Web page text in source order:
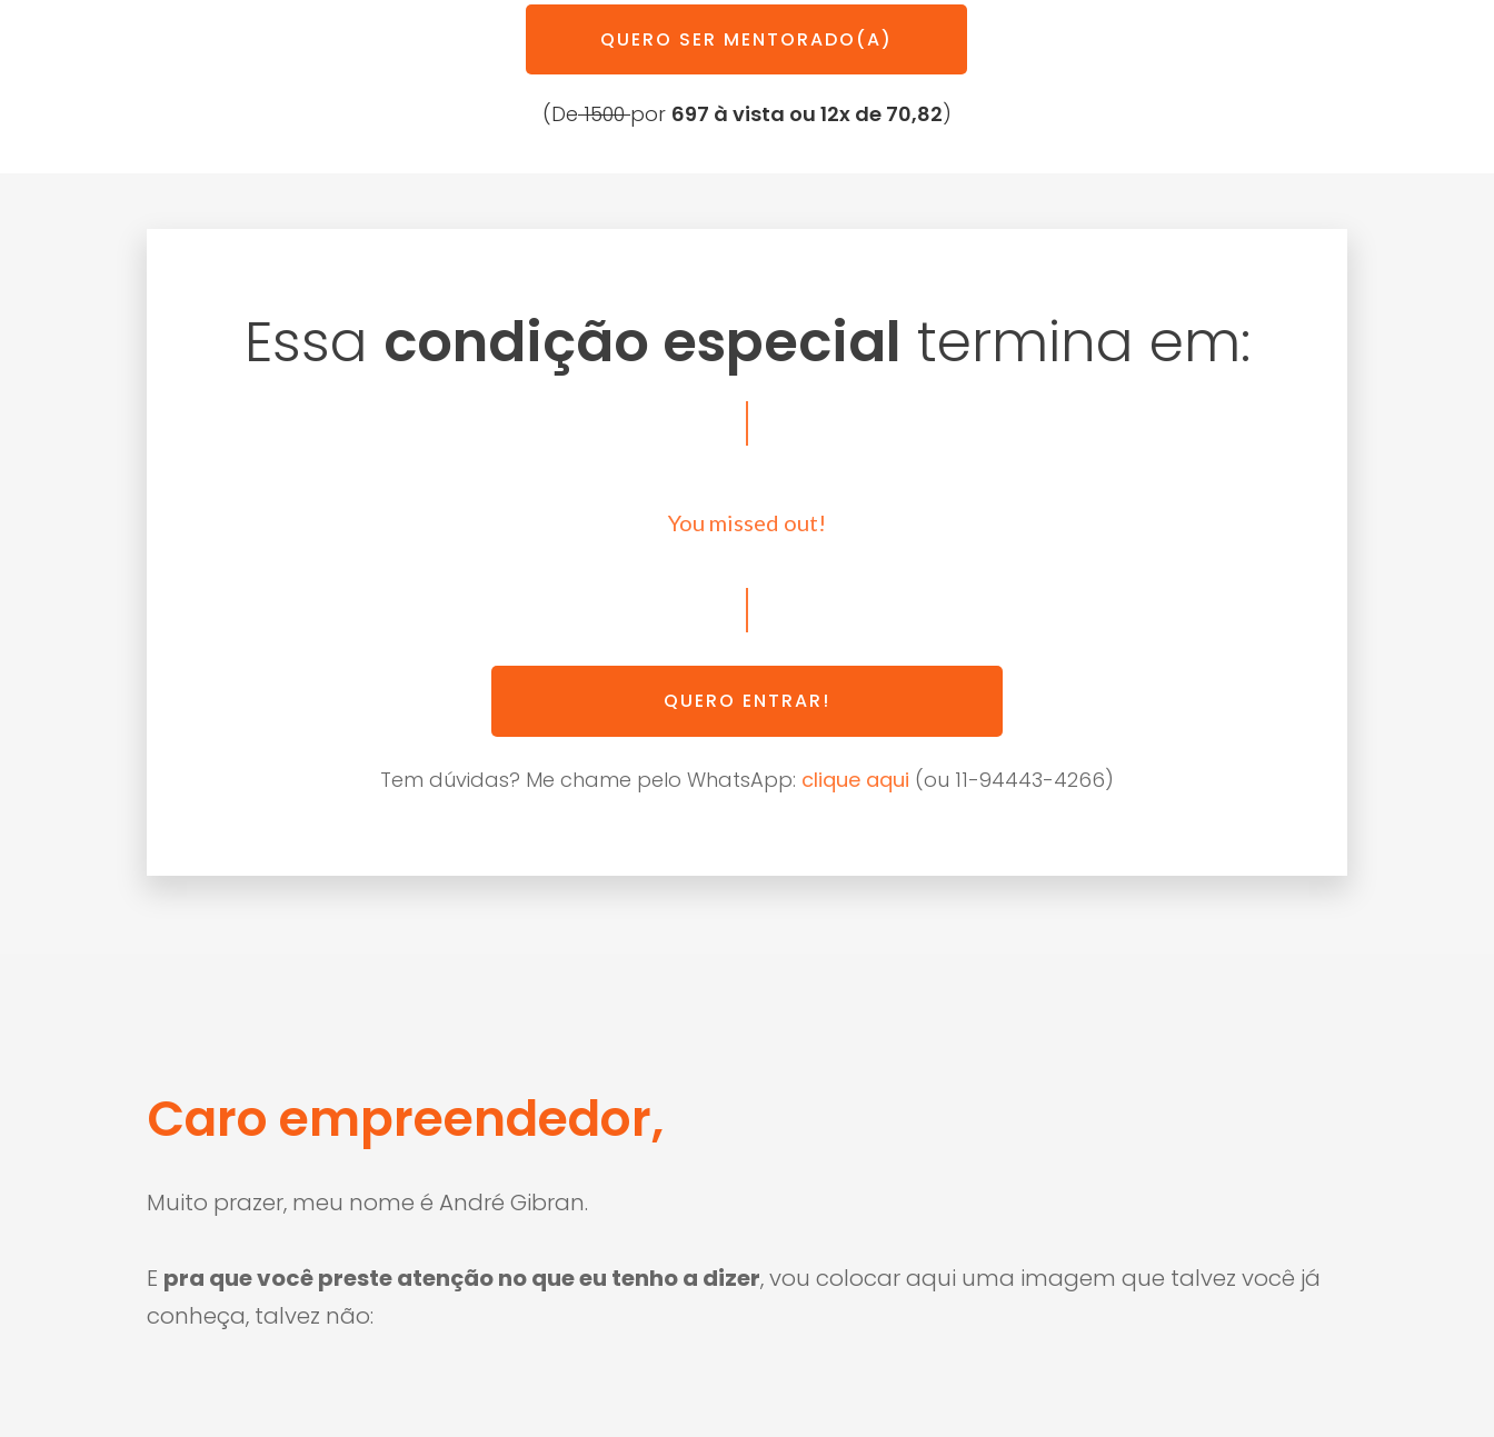
QUERO SER MENTORADO(A)
(De1500por 697 à vista ou 12x de 70,82)
Essa condição especial termina em:
You missed out!
QUERO ENTRAR!
Tem dúvidas? Me chame pelo WhatsApp: clique aqui (ou 11-94443-4266)
Caro empreendedor,
Muito prazer, meu nome é André Gibran.
E pra que você preste atenção no que eu tenho a dizer, vou colocar aqui uma imagem que talvez você já
conheça, talvez não: